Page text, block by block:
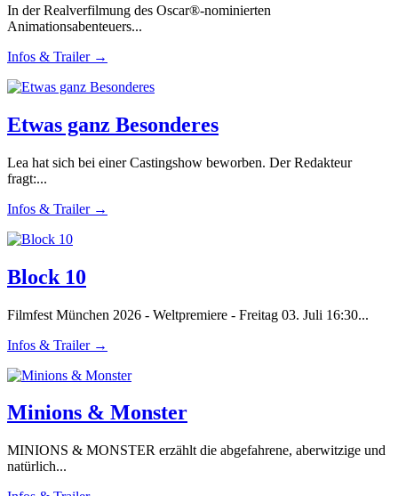
In der Realverfilmung des Oscar®-nominierten
Animationsabenteuers...
Infos & Trailer →
Etwas ganz Besonderes
Lea hat sich bei einer Castingshow beworben. Der Redakteur
fragt:...
Infos & Trailer →
Block 10
Filmfest München 2026 - Weltpremiere - Freitag 03. Juli 16:30...
Infos & Trailer →
Minions & Monster
MINIONS & MONSTER erzählt die abgefahrene, aberwitzige und
natürlich...